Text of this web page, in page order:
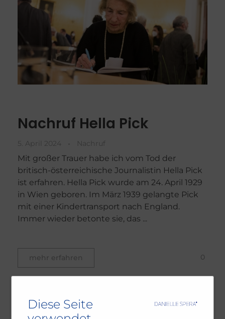
Nachruf Hella Pick
5. April 2024 Nachruf
Mit großer Trauer habe ich vom Tod der
britisch-österreichische Journalistin Hella Pick
ist erfahren. Hella Pick wurde am 24. April 1929
in Wien geboren. Im März 1939 gelangte Pick
mit einer Kindertransport nach England.
Immer wieder betonte sie, das ...
mehr erfahren 0
Diese Seite